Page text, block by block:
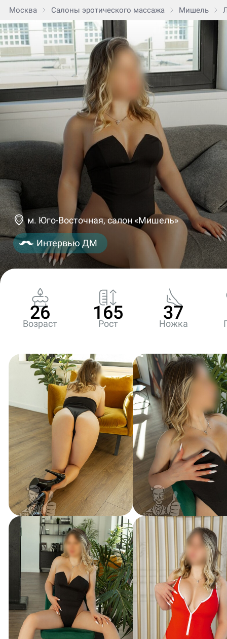
Москва Салоны эротического массажа Мишель
м. Юго-Восточная, салон «Мишель»
Интервью ДМ
26
Возраст
165
Рост
37
Ножка